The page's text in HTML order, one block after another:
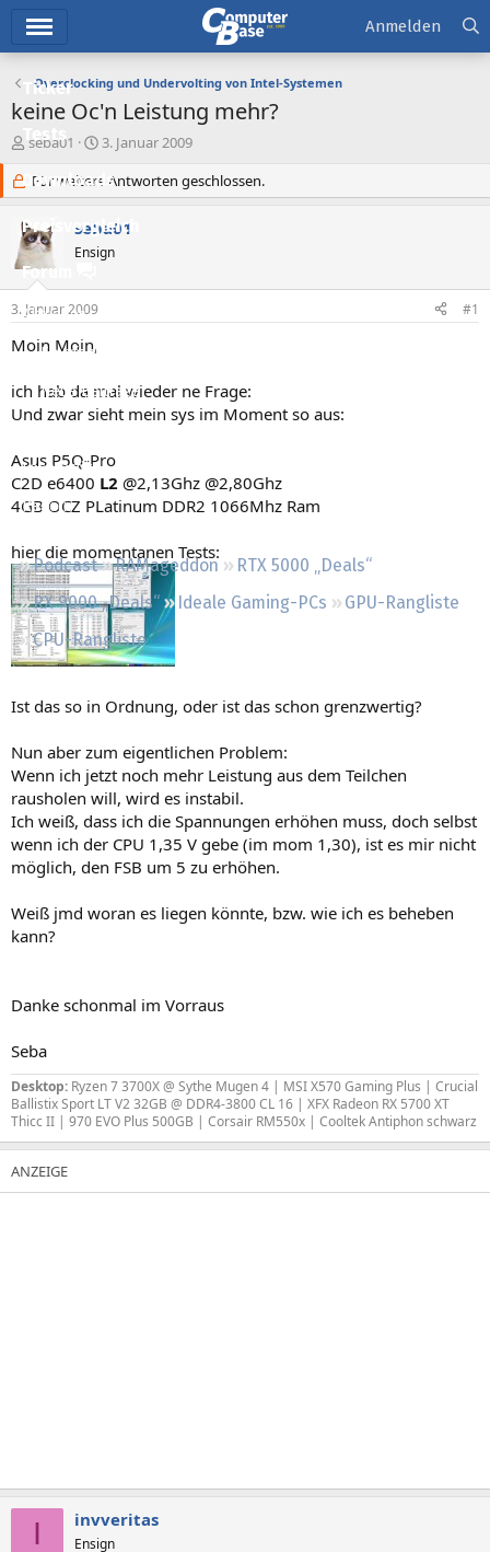
Ticker
Tests
Downloads
Preisvergleich
Forum
Aktuelles
Empfohlene Inhalte
Neue Beiträge
Leserartikel
Regeln
Podcast RAMageddon
RTX 5000 „Deals“
RX 9000 „Deals“
Ideale Gaming-PCs
GPU-Rangliste
CPU-Rangliste
Anmelden
Overclocking und Undervolting von Intel-Systemen
keine Oc'n Leistung mehr?
E
s
t
e
l
e
seba01
E
s
t
l
l
m
3. Januar 2009
Für weitere Antworten geschlossen.
seba01
Ensign
3. Januar 2009 #1
Moin Moin,
ich hab da mal wieder ne Frage:
Und zwar sieht mein sys im Moment so aus:
Asus P5Q-Pro
C2D e6400 L2 @2,13Ghz @2,80Ghz
4GB OCZ PLatinum DDR2 1066Mhz Ram
hier die momentanen Tests:
Ist das so in Ordnung, oder ist das schon grenzwertig?
Nun aber zum eigentlichen Problem:
Wenn ich jetzt noch mehr Leistung aus dem Teilchen
rausholen will, wird es instabil.
Ich weiß, dass ich die Spannungen erhöhen muss, doch selbst
wenn ich der CPU 1,35 V gebe (im mom 1,30), ist es mir nicht
möglich, den FSB um 5 zu erhöhen.
Weiß jmd woran es liegen könnte, bzw. wie ich es beheben
kann?
Danke schonmal im Vorraus
Seba
Desktop: Ryzen 7 3700X @ Sythe Mugen 4 | MSI X570 Gaming Plus | Crucial
Ballistix Sport LT V2 32GB @ DDR4-3800 CL 16 | XFX Radeon RX 5700 XT
Thicc II | 970 EVO Plus 500GB | Corsair RM550x | Cooltek Antiphon schwarz
I invveritas
Ensign